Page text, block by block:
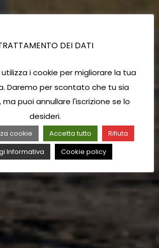
DEI DATI
i cookie per migliorare la tua
Daremo per scontato che tu sia
puoi annullare l'iscrizione se lo
desideri.
cookie Accetta tutto
Rifiuta
Informativa
Cookie policy